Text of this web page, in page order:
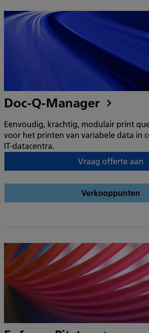
Doc-Q-Manager
Eenvoudig, krachtig, modulair print
voor het printen van variabele data in
IT-datacentra.
Vraag offerte aan
Verkooppunten